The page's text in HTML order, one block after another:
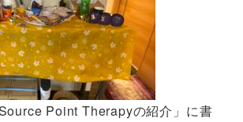
Point Therapyの紹介 」に書